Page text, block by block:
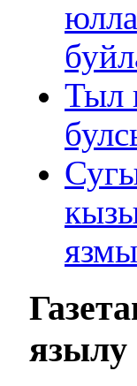
Тыл
язылу